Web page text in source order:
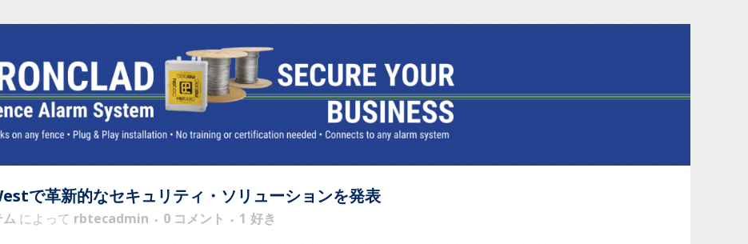
で革新的なセキュリティ・ソリューションを発表
ム によって rbtecadmin 0 コメント 1 好き